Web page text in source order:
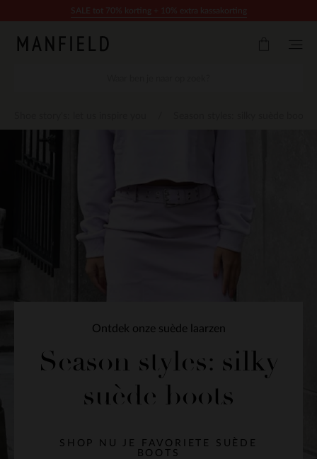
Ontdek onze suède laarzen
Season styles: silky
suède boots
SHOP NU JE FAVORIETE SUÈDE
BOOTS